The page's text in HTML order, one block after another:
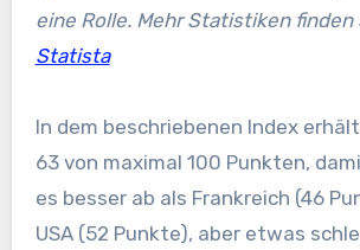
eine Rolle. Mehr Statistiken finden
Statista
In dem beschriebenen Index
63 von maximal 100 Punkten,
es besser ab als Frankreich (46
USA (52 Punkte), aber etwas